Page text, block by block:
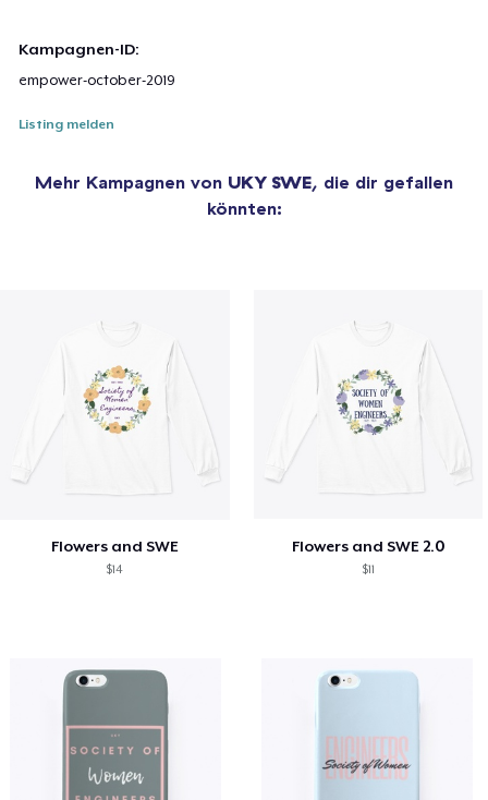
Kampagnen-ID:
empower-october-2019
Listing melden
Mehr Kampagnen von UKY SWE, die dir gefallen
könnten:
Flowers and SWE
$14
Flowers and SWE 2.0
$11